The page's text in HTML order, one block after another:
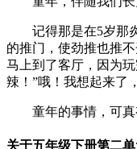
记得那是在5岁那炎
的推门，使劲推也推
马上到了客厅，因为
辣！”哦！我想起来了
童年的事情，可真有
关于五年级下册第二